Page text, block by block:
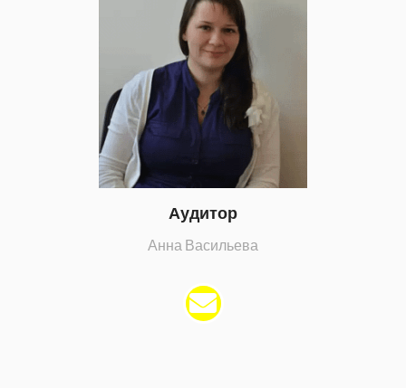
Аудитор
Анна Васильева